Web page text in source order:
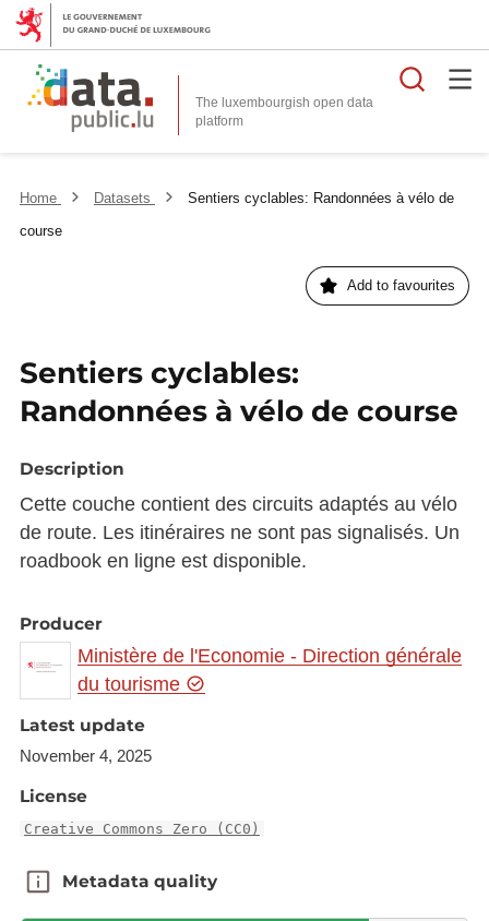
The luxembourgish open data
platform
Home Datasets
Sentiers cyclables: Randonnées à vélo de
course
Add to favourites
Sentiers cyclables:
Randonnées à vélo de course
Description
Cette couche contient des circuits adaptés au vélo
de route. Les itinéraires ne sont pas signalisés. Un
roadbook en ligne est disponible.
Producer
Ministère de l'Economie - Direction générale
du tourisme
Latest update
November 4, 2025
License
Creative Commons Zero (CC0)
Metadata quality
Metadata quality